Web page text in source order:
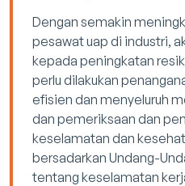
Dengan semakin
pesawat uap di industri,
kepada peningkatan
perlu dilakukan
efisien dan menyeluruh
dan pemeriksaan dan
keselamatan dan
bersadarkan Undang-
tentang keselamatan